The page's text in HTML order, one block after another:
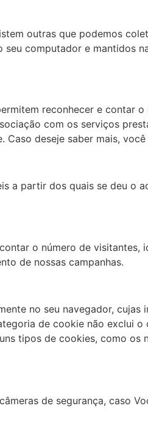
outras que podemos
computador e mantidos
reconhecer e contar
com os serviços
deseje saber mais,
a partir dos quais se deu
o número de
de nossas campanhas.
no seu navegador,
de cookie não exclui
tipos de cookies, como
de segurança, caso